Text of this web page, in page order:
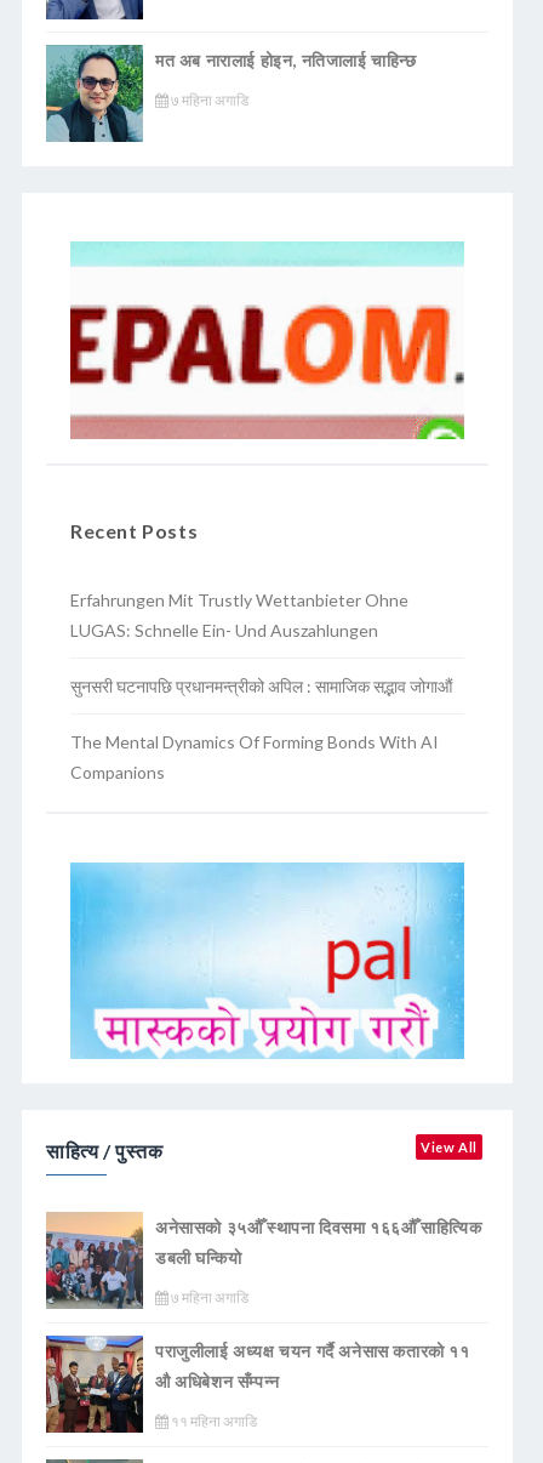
मत अब नारालाई होइन, नतिजालाई चाहिन्छ
७ महिना अगाडि
Recent Posts
Erfahrungen Mit Trustly Wettanbieter Ohne
LUGAS: Schnelle Ein- Und Auszahlungen
सुनसरी घटनापछि प्रधानमन्त्रीको अपिल : सामाजिक सद्भाव जोगाऔं
The Mental Dynamics Of Forming Bonds With AI
Companions
साहित्य / पुस्तक View All
अनेसासको ३५औँ स्थापना दिवसमा १६६औँ साहित्यिक
डबली घन्कियाे
७ महिना अगाडि
पराजुलीलाई अध्यक्ष चयन गर्दै अनेसास कतारको ११
औ अधिबेशन सँम्पन्न
११ महिना अगाडि